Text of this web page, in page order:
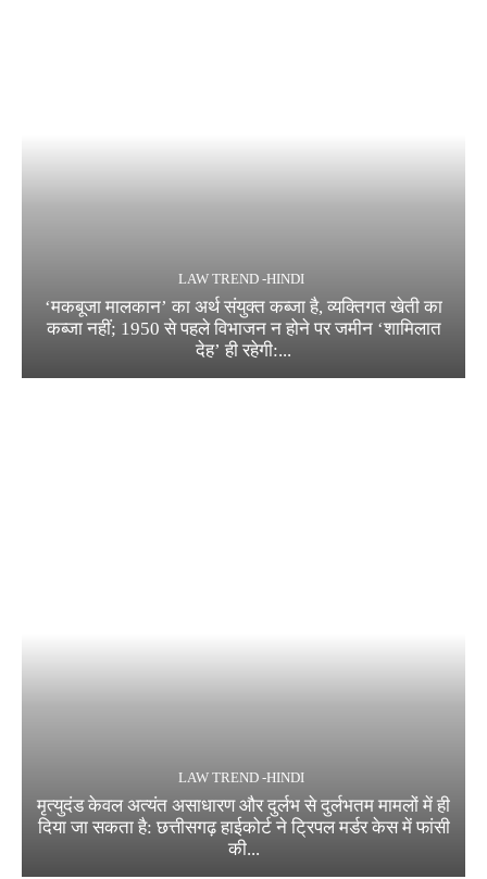
LAW TREND -HINDI
‘मकबूजा मालकान’ का अर्थ संयुक्त कब्जा है, व्यक्तिगत खेती का
कब्जा नहीं; 1950 से पहले विभाजन न होने पर जमीन ‘शामिलात
देह’ ही रहेगी:...
LAW TREND -HINDI
मृत्युदंड केवल अत्यंत असाधारण और दुर्लभ से दुर्लभतम मामलों में ही
दिया जा सकता है: छत्तीसगढ़ हाईकोर्ट ने ट्रिपल मर्डर केस में फांसी
की...